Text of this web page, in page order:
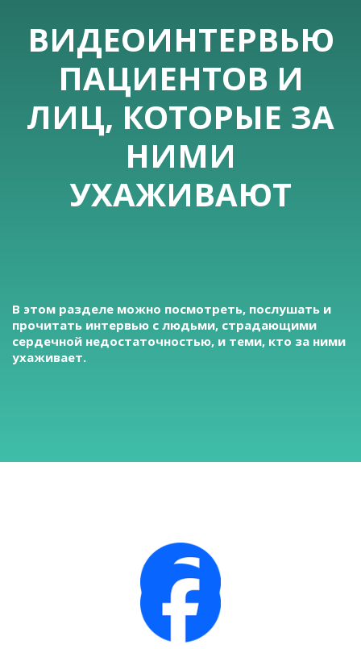
ВИДЕОИНТЕРВЬЮ
ПАЦИЕНТОВ И
ЛИЦ, КОТОРЫЕ ЗА
НИМИ
УХАЖИВАЮТ
В этом разделе можно посмотреть, послушать и
прочитать интервью с людьми, страдающими
сердечной недостаточностью, и теми, кто за ними
ухаживает.